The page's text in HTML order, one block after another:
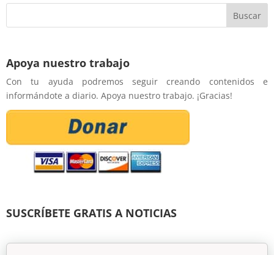
Apoya nuestro trabajo
Con tu ayuda podremos seguir creando contenidos e
informándote a diario. Apoya nuestro trabajo. ¡Gracias!
SUSCRÍBETE GRATIS A NOTICIAS